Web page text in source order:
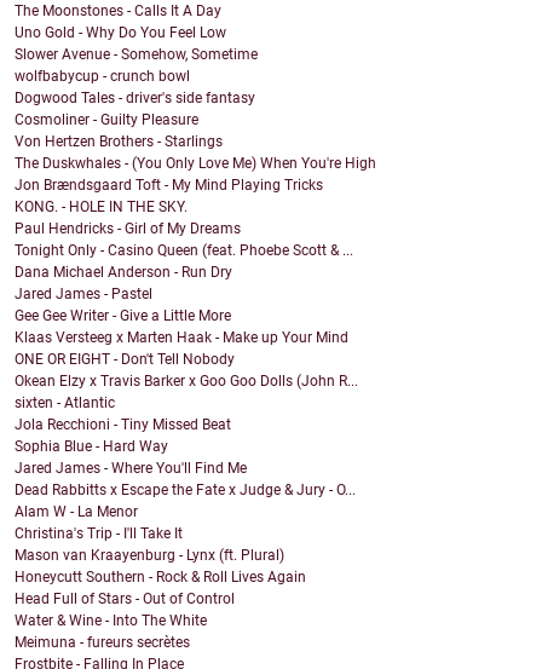
The Moonstones - Calls It A Day
Uno Gold - Why Do You Feel Low
Slower Avenue - Somehow, Sometime
wolfbabycup - crunch bowl
Dogwood Tales - driver's side fantasy
Cosmoliner - Guilty Pleasure
Von Hertzen Brothers - Starlings
The Duskwhales - (You Only Love Me) When You're High
Jon Brændsgaard Toft - My Mind Playing Tricks
KONG. - HOLE IN THE SKY.
Paul Hendricks - Girl of My Dreams
Tonight Only - Casino Queen (feat. Phoebe Scott & ...
Dana Michael Anderson - Run Dry
Jared James - Pastel
Gee Gee Writer - Give a Little More
Klaas Versteeg x Marten Haak - Make up Your Mind
ONE OR EIGHT - Don't Tell Nobody
Okean Elzy x Travis Barker x Goo Goo Dolls (John R...
sixten - Atlantic
Jola Recchioni - Tiny Missed Beat
Sophia Blue - Hard Way
Jared James - Where You'll Find Me
Dead Rabbitts x Escape the Fate x Judge & Jury - O...
Alam W - La Menor
Christina's Trip - I'll Take It
Mason van Kraayenburg - Lynx (ft. Plural)
Honeycutt Southern - Rock & Roll Lives Again
Head Full of Stars - Out of Control
Water & Wine - Into The White
Meimuna - fureurs secrètes
Frostbite - Falling In Place